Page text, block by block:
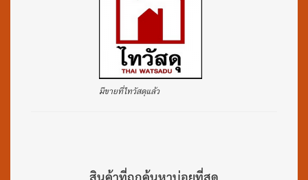
มีขายที่ไทวัสดุแล้ว